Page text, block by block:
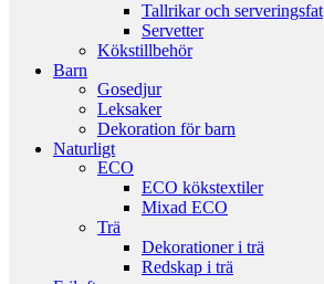
Tallrikar och serveringsfat
Servetter
Kökstillbehör
Barn
Gosedjur
Leksaker
Dekoration för barn
Naturligt
ECO
ECO kökstextiler
Mixad ECO
Trä
Dekorationer i trä
Redskap i trä